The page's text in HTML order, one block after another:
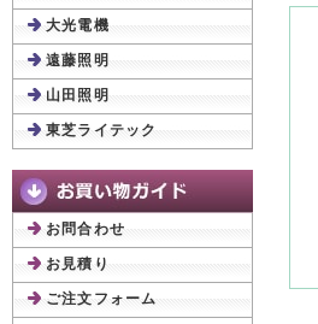
大光電機
遠藤照明
山田照明
東芝ライテック
お問合わせ
お見積り
ご注文フォーム